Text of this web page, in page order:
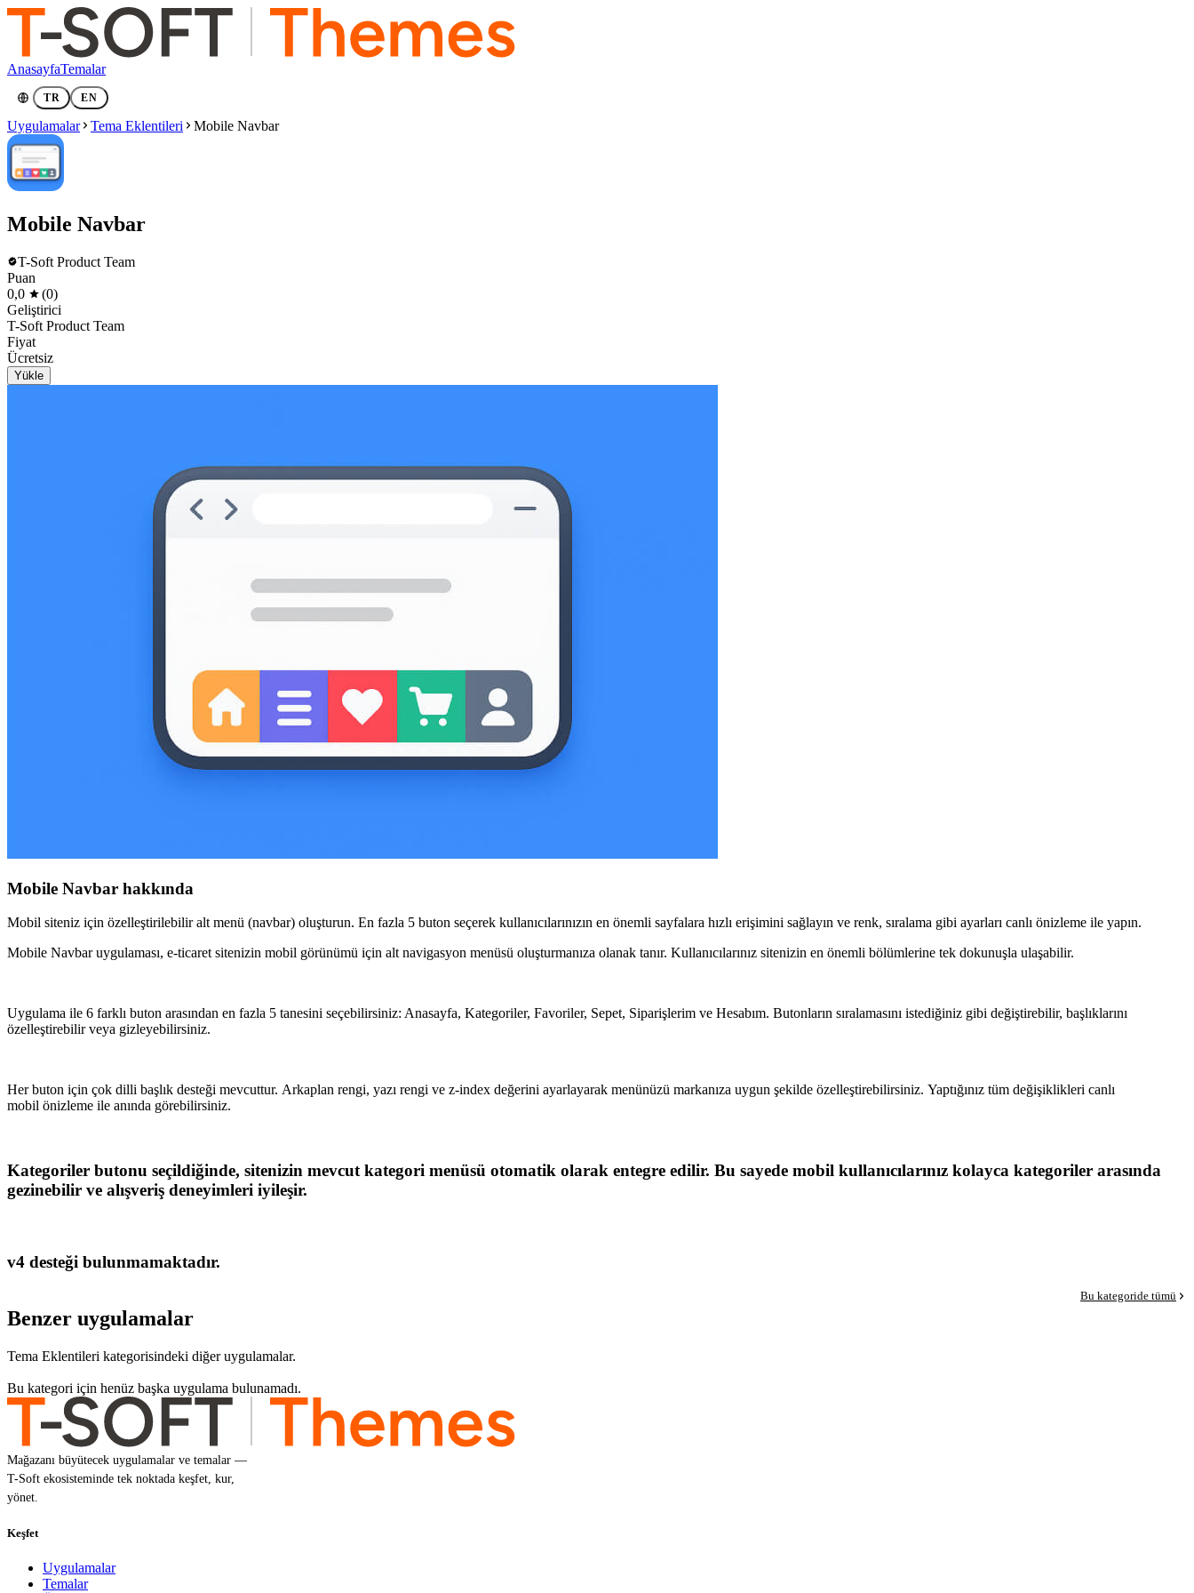
AnasayfaTemalar
TR EN
Uygulamalar Tema Eklentileri Mobile Navbar
Mobile Navbar
T-Soft Product Team
Puan
0,0
(0)
Geliştirici
T-Soft Product Team
Fiyat
Ücretsiz
Yükle
Mobile Navbar hakkında
Mobil siteniz için özelleştirilebilir alt menü (navbar) oluşturun. En fazla 5 buton seçerek kullanıcılarınızın en önemli sayfalara hızlı erişimini sağlayın ve renk, sıralama gibi ayarları canlı önizleme ile yapın.
Mobile Navbar uygulaması, e-ticaret sitenizin mobil görünümü için alt navigasyon menüsü oluşturmanıza olanak tanır. Kullanıcılarınız sitenizin en önemli bölümlerine tek dokunuşla ulaşabilir.
Uygulama ile 6 farklı buton arasından en fazla 5 tanesini seçebilirsiniz: Anasayfa, Kategoriler, Favoriler, Sepet, Siparişlerim ve Hesabım. Butonların sıralamasını istediğiniz gibi değiştirebilir, başlıklarını
özelleştirebilir veya gizleyebilirsiniz.
Her buton için çok dilli başlık desteği mevcuttur. Arkaplan rengi, yazı rengi ve z-index değerini ayarlayarak menünüzü markanıza uygun şekilde özelleştirebilirsiniz. Yaptığınız tüm değişiklikleri canlı
mobil önizleme ile anında görebilirsiniz.
Kategoriler butonu seçildiğinde, sitenizin mevcut kategori menüsü otomatik olarak entegre edilir. Bu sayede mobil kullanıcılarınız kolayca kategoriler arasında
gezinebilir ve alışveriş deneyimleri iyileşir.
v4 desteği bulunmamaktadır.
Benzer uygulamalar
Tema Eklentileri kategorisindeki diğer uygulamalar.
Bu kategoride tümü
Bu kategori için henüz başka uygulama bulunamadı.
Mağazanı büyütecek uygulamalar ve temalar —
T-Soft ekosisteminde tek noktada keşfet, kur,
yönet.
Keşfet
Uygulamalar
Temalar